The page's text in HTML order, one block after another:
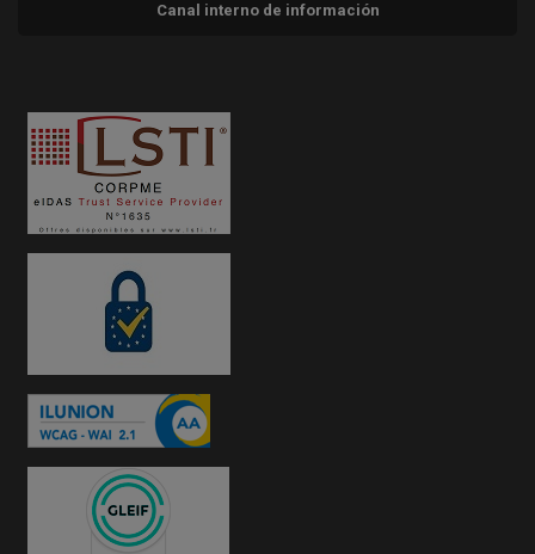
Canal interno de información